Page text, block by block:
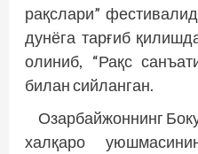
рақслари”
дунёга тарғиб
олиниб, “Рақс
билан сийланган.
Озарбайжоннинг
халқаро